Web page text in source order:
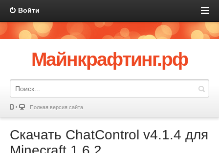
Войти
Майнкрафтинг.рф
Полная версия сайта
Скачать ChatControl v4.1.4 для